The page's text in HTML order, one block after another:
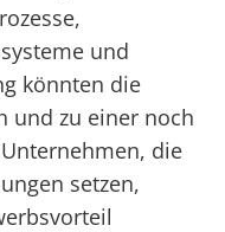
und
könnten die
und zu einer noch
die
setzen,